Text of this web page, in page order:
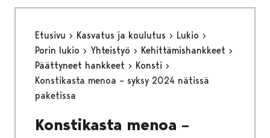
Etusivu Kasvatus ja koulutus
Lukio
Porin lukio
Yhteistyö
Kehittämishankkeet
Päättyneet hankkeet
Konsti
Konstikasta menoa – syksy 2024 nätissä
paketissa
Konstikasta menoa –